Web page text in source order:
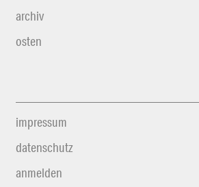
archiv
osten
impressum
datenschutz
anmelden